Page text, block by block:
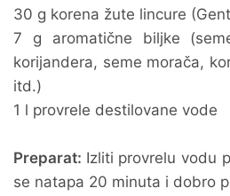
30 g korena žute lincure
7 g aromatične biljke
korijandera, seme morača,
itd.)
1 l provrele destilovane vode
Preparat: Izliti provrelu vodu
se natapa 20 minuta i dobro